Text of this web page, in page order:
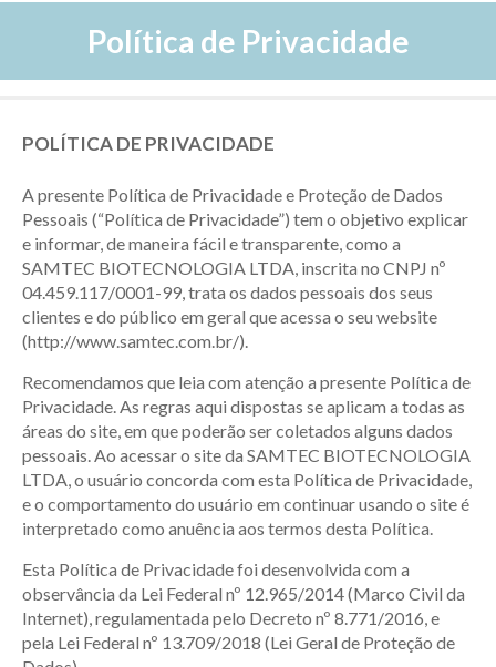
Política de Privacidade
POLÍTICA DE PRIVACIDADE
A presente Política de Privacidade e Proteção de Dados
Pessoais (“Política de Privacidade”) tem o objetivo explicar
e informar, de maneira fácil e transparente, como a
SAMTEC BIOTECNOLOGIA LTDA, inscrita no CNPJ nº
04.459.117/0001-99, trata os dados pessoais dos seus
clientes e do público em geral que acessa o seu website
(http://www.samtec.com.br/).
Recomendamos que leia com atenção a presente Política de
Privacidade. As regras aqui dispostas se aplicam a todas as
áreas do site, em que poderão ser coletados alguns dados
pessoais. Ao acessar o site da SAMTEC BIOTECNOLOGIA
LTDA, o usuário concorda com esta Política de Privacidade,
e o comportamento do usuário em continuar usando o site é
interpretado como anuência aos termos desta Política.
Esta Política de Privacidade foi desenvolvida com a
observância da Lei Federal nº 12.965/2014 (Marco Civil da
Internet), regulamentada pelo Decreto nº 8.771/2016, e
pela Lei Federal nº 13.709/2018 (Lei Geral de Proteção de